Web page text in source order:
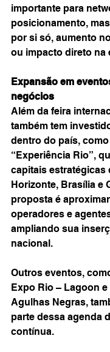
importante para
posicionamento,
por si só, aumento
ou impacto direto na
Expansão em
negócios
Além da feira
também tem
dentro do país,
“Experiência Rio”,
capitais estratégicas
Horizonte, Brasília e
proposta é
operadores e
ampliando sua
nacional.
Outros eventos,
Expo Rio – Lagoon e
Agulhas Negras,
parte dessa agenda
contínua.